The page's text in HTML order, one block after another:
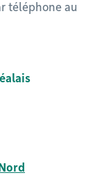
téléphone au